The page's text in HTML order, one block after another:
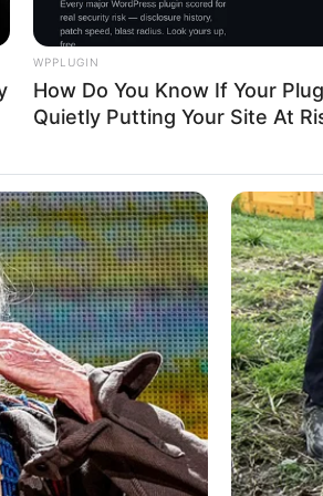
in Ansbach zu allen
ob der Tauber - Menschen,
Spaziergang durch den 5000 qm
Sitzecken niederzulassen und
aus der eigenen Cafeteria
Stellen des Gartens,
auf Entdeckungsreise zu
bis Dezember Täglich von 10 -
von Leyk Lichhäuser GmbH.
Abtswind - Im größten privaten
sowie allerlei Kuriositäten.
Ackerbürgerstadt mit
- In dem Familien-
mit Rutschen,
WPPLUGIN
How Do You Know If Your
Quietly Putting Your Site At